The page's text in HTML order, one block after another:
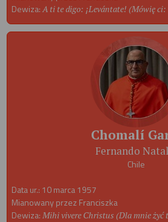
Dewiza:A ti te digo: ¡Levántate! (Mówię
Chomalí
Fernando
Chile
Data ur.: 10 marca 1957
Mianowany przez Franciszka
Dewiza: Mihi vivere Christus (Dla mnie żyć